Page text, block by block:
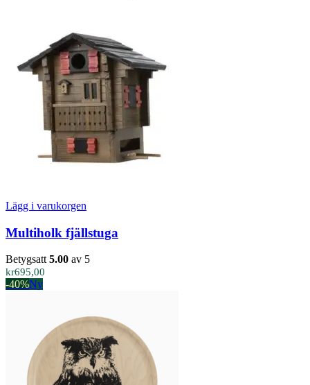
Lägg i varukorgen
Multiholk fjällstuga
Betygsatt 5.00 av 5
kr695,00
-40%Ny